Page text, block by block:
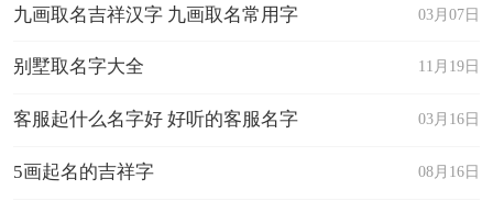
03月07日
九画取名吉祥汉字 九画取名常用字
11月19日
别墅取名字大全
03月16日
客服起什么名字好 好听的客服名字
08月16日
5画起名的吉祥字